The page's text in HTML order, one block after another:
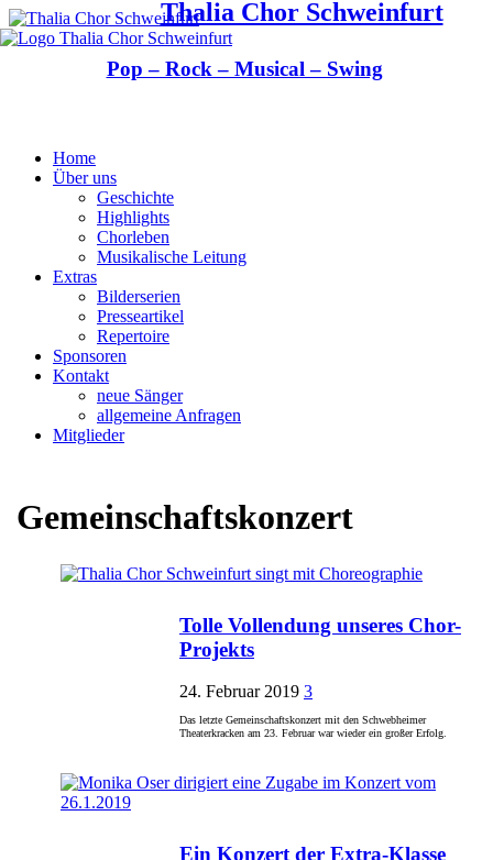
Thalia Chor Schweinfurt
Pop – Rock – Musical – Swing
Home
Über uns
Geschichte
Highlights
Chorleben
Musikalische Leitung
Extras
Bilderserien
Presseartikel
Repertoire
Sponsoren
Kontakt
neue Sänger
allgemeine Anfragen
Mitglieder
Gemeinschaftskonzert
Tolle Vollendung unseres Chor-
Projekts
24. Februar 2019 3
Das letzte Gemeinschaftskonzert mit den Schwebheimer
Theaterkracken am 23. Februar war wieder ein großer Erfolg.
Ein Konzert der Extra-Klasse